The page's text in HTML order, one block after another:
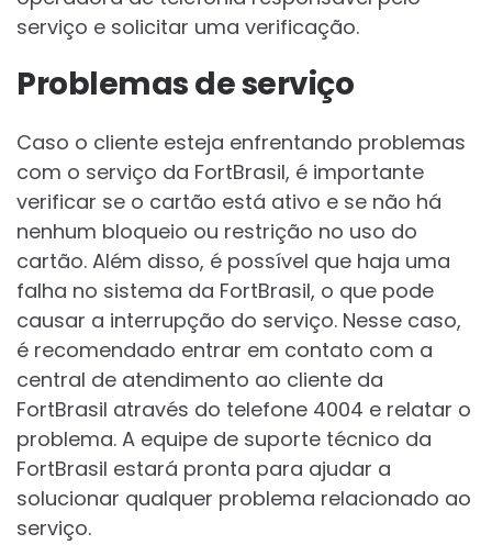
serviço e solicitar uma verificação.
Problemas de serviço
Caso o cliente esteja enfrentando problemas
com o serviço da FortBrasil, é importante
verificar se o cartão está ativo e se não há
nenhum bloqueio ou restrição no uso do
cartão. Além disso, é possível que haja uma
falha no sistema da FortBrasil, o que pode
causar a interrupção do serviço. Nesse caso,
é recomendado entrar em contato com a
central de atendimento ao cliente da
FortBrasil através do telefone 4004 e relatar o
problema. A equipe de suporte técnico da
FortBrasil estará pronta para ajudar a
solucionar qualquer problema relacionado ao
serviço.